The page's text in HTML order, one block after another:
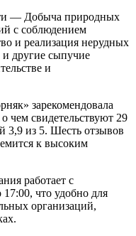
— Добыча природных
с соблюдением
и реализация нерудных
и другие сыпучие
и
зарекомендовала
чем свидетельствуют 29
3,9 из 5. Шесть отзывов
к высоким
работает с
что удобно для
организаций,